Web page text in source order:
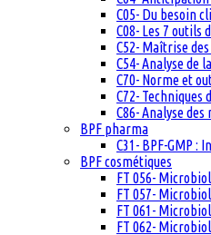
C05- Du besoin
C08- Les 7 outils
C52- Maîtrise
C54- Analyse de
C70- Norme et
C72- Techniques
C86- Analyse
BPF pharma
C31- BPF-GMP :
BPF cosmétiques
FT 056-
FT 057-
FT 061-
FT 062-